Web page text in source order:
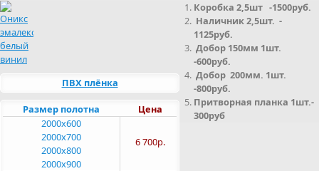
ПВХ плёнка
Цена
Размер полотна
6 700р.
2000x600
2000x700
2000x800
2000x900
Коробка 2,5шт -1500руб.
Наличник 2,5шт. -
1125руб.
Добор 150мм 1шт.
-600руб.
Добор 200мм. 1шт.
-800руб.
Притворная планка 1шт.-
300руб